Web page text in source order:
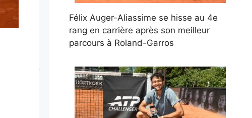
Félix Auger-Aliassime se hisse au 4e
rang en carrière après son meilleur
parcours à Roland-Garros